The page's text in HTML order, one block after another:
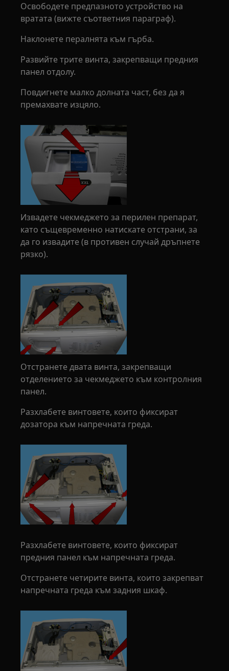
Освободете предпазното устройство на
вратата (вижте съответния параграф).
Наклонете пералнята към гърба.
Развийте трите винта, закрепващи предния
панел отдолу.
Повдигнете малко долната част, без да я
премахвате изцяло.
Извадете чекмеджето за перилен препарат,
като същевременно натискате отстрани, за
да го извадите (в противен случай дръпнете
рязко).
Отстранете двата винта, закрепващи
отделението за чекмеджето към контролния
панел.
Разхлабете винтовете, които фиксират
дозатора към напречната греда.
Разхлабете винтовете, които фиксират
предния панел към напречната греда.
Отстранете четирите винта, които закрепват
напречната греда към задния шкаф.